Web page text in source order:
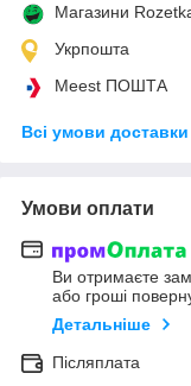
Магазини
Укрпошта
Meest ПОШТА
Всі умови доставки
Умови оплати
Ви отримаєте
або гроші
Детальніше
Післяплата